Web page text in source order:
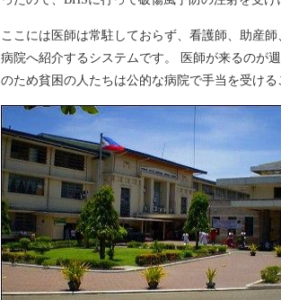
ここには医師は常駐しておらず、看護師、助産
病院へ紹介するシステムです。 医師が来るのが
のため貧困の人たちは公的な病院で手当を受ける